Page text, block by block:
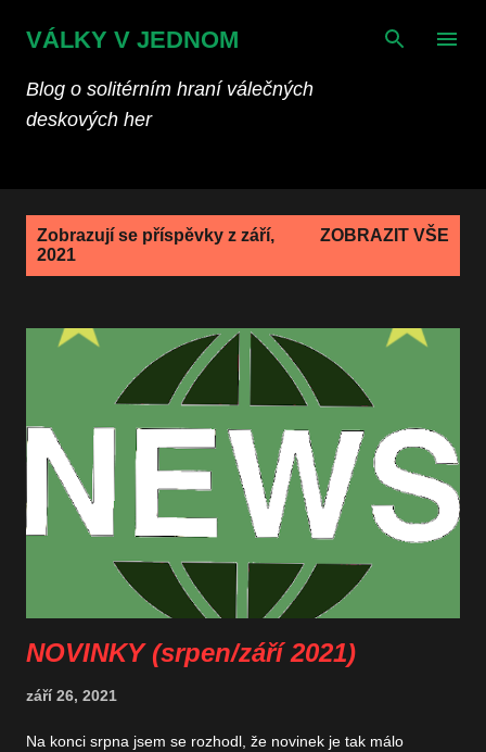
VÁLKY V JEDNOM
Blog o solitérním hraní válečných
deskových her
Zobrazují se příspěvky z září,
2021
ZOBRAZIT VŠE
NOVINKY (srpen/září 2021)
září 26, 2021
Na konci srpna jsem se rozhodl, že novinek je tak málo